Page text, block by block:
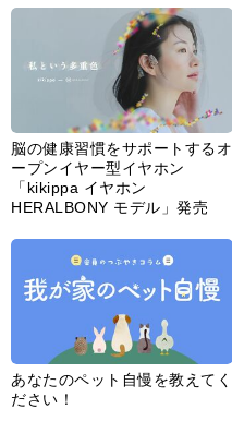
脳の健康習慣をサポートするオ
ープンイヤー型イヤホン
「kikippa イヤホン
HERALBONY モデル」発売
あなたのペット自慢を教えてく
ださい！